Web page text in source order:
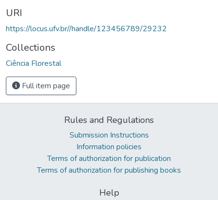
URI
https://locus.ufv.br//handle/123456789/29232
Collections
Ciência Florestal
Full item page
Rules and Regulations
Submission Instructions
Information policies
Terms of authorization for publication
Terms of authorization for publishing books
Help